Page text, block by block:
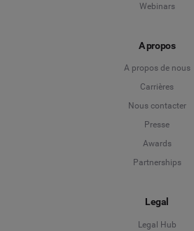
Webinars
A propos
A propos de nous
Carrières
Nous contacter
Presse
Awards
Partnerships
Legal
Legal Hub